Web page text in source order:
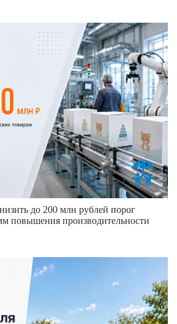
до 200 млн рублей порог
повышения производительности